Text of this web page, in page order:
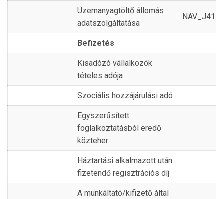
Üzemanyagtöltő állomás
adatszolgáltatása
NAV_J41
Befizetés
Kisadózó vállalkozók
tételes adója
Szociális hozzájárulási adó
Egyszerűsített
foglalkoztatásból eredő
közteher
Háztartási alkalmazott után
fizetendő regisztrációs díj
A munkáltató/kifizető által